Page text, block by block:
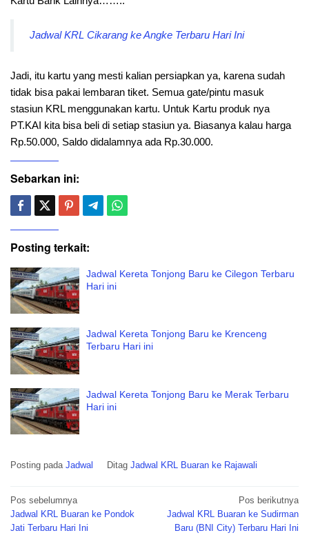
Jadwal KRL Cikarang ke Angke Terbaru Hari Ini
Jadi, itu kartu yang mesti kalian persiapkan ya, karena sudah
tidak bisa pakai lembaran tiket. Semua gate/pintu masuk
stasiun KRL menggunakan kartu. Untuk Kartu produk nya
PT.KAI kita bisa beli di setiap stasiun ya. Biasanya kalau harga
Rp.50.000, Saldo didalamnya ada Rp.30.000.
Sebarkan ini:
Posting terkait:
Jadwal Kereta Tonjong Baru ke Cilegon Terbaru
Hari ini
Jadwal Kereta Tonjong Baru ke Krenceng
Terbaru Hari ini
Jadwal Kereta Tonjong Baru ke Merak Terbaru
Hari ini
Posting pada Jadwal Ditag Jadwal KRL Buaran ke Rajawali
Navigasi
pos
Pos sebelumnya
Jadwal KRL Buaran ke Pondok
Jati Terbaru Hari Ini
Pos berikutnya
Jadwal KRL Buaran ke Sudirman
Baru (BNI City) Terbaru Hari Ini